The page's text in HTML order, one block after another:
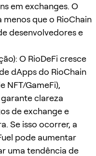
em exchanges. O
que o RioChain
desenvolvedores e
O RioDeFi cresce
dApps do RioChain
NFT/GameFi),
clareza
de exchange e
Se isso ocorrer, a
pode aumentar
uma tendência de